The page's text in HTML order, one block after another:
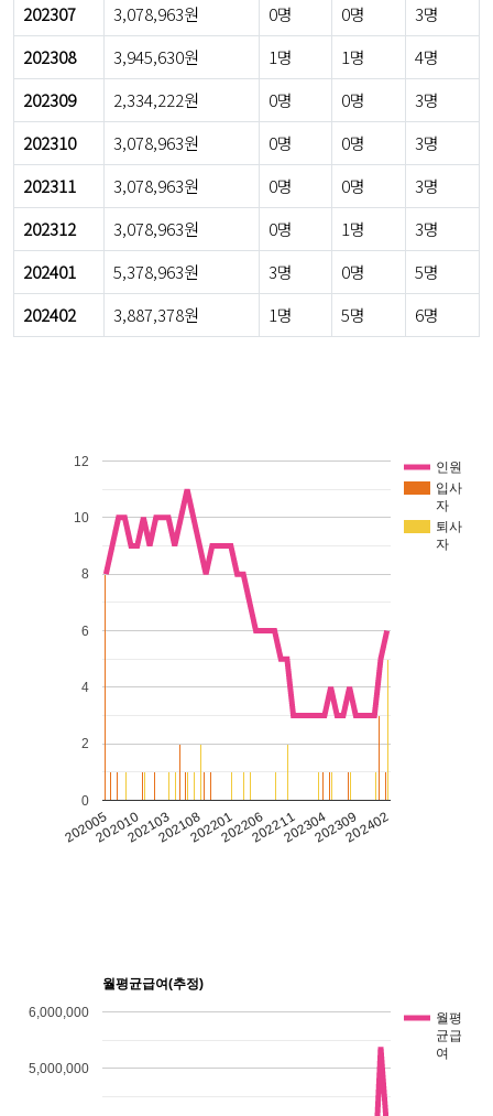
202307 3,078,963원 0명 0명
3명
202308
3,945,630원 1명 1명
4명
202309
2,334,222원 0명 0명
3명
202310
3,078,963원 0명 0명
3명
202311
3,078,963원 0명 0명
3명
202312
3,078,963원 0명 1명
3명
202401
5,378,963원 3명 0명
5명
202402
3,887,378원 1명 5명 6명
인원
입사
자
퇴사
자
202005202010202103202108202201202206202211202304202309202402
0
2
4
6
8
10
12
월평균급여(추정)
월평
균급
여
5,000,000
6,000,000